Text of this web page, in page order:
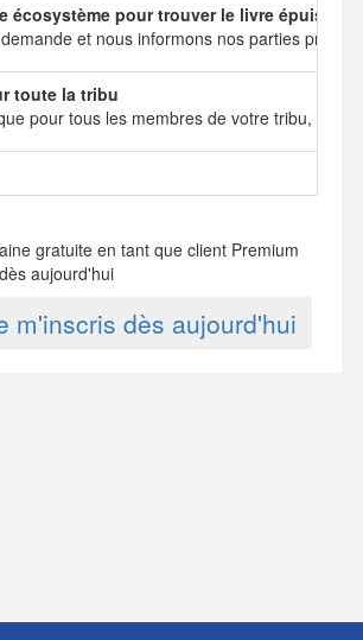
écosystème pour trouver le livre épuisé
et nous informons nos parties
toute la tribu
pour tous les membres de votre tribu, mais
gratuite en tant que client Premium
aujourd'hui
m'inscris dès aujourd'hui